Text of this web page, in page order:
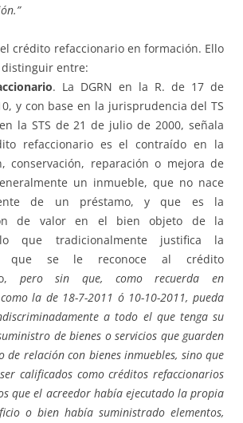
el crédito refaccionario en formación. Ello
entre:
. La DGRN en la R. de 17 de
y con base en la jurisprudencia del TS
la STS de 21 de julio de 2000, señala
refaccionario es el contraído en la
conservación, reparación o mejora de
un inmueble, que no nace
de un préstamo, y que es la
de valor en el bien objeto de la
que tradicionalmente justifica la
que se le reconoce al crédito
pero sin que, como recuerda en
la de 18-7-2011 ó 10-10-2011, pueda
a todo el que tenga su
de bienes o servicios que guarden
de relación con bienes inmuebles, sino que
calificados como créditos refaccionarios
que el acreedor había ejecutado la propia
o bien había suministrado elementos,